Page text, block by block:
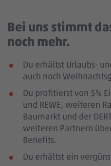
Bei uns stimmt
noch mehr.
Du erhältst Urlaubs-
auch noch
Du profitierst von 5%
und REWE, weiteren
Baumarkt und der
weiteren Partnern
Benefits.
Du erhältst ein